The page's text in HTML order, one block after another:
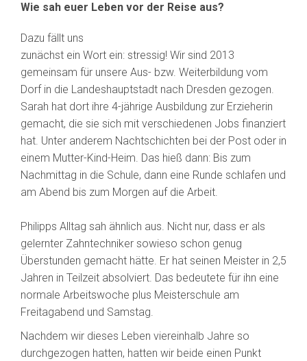
Wie sah euer Leben vor der Reise aus?
Dazu fällt uns
zunächst ein Wort ein: stressig! Wir sind 2013
gemeinsam für unsere Aus- bzw. Weiterbildung vom
Dorf in die Landeshauptstadt nach Dresden gezogen.
Sarah hat dort ihre 4-jährige Ausbildung zur Erzieherin
gemacht, die sie sich mit verschiedenen Jobs finanziert
hat. Unter anderem Nachtschichten bei der Post oder in
einem Mutter-Kind-Heim. Das hieß dann: Bis zum
Nachmittag in die Schule, dann eine Runde schlafen und
am Abend bis zum Morgen auf die Arbeit.
Philipps Alltag sah ähnlich aus. Nicht nur, dass er als
gelernter Zahntechniker sowieso schon genug
Überstunden gemacht hätte. Er hat seinen Meister in 2,5
Jahren in Teilzeit absolviert. Das bedeutete für ihn eine
normale Arbeitswoche plus Meisterschule am
Freitagabend und Samstag.
Nachdem wir dieses Leben viereinhalb Jahre so
durchgezogen hatten, hatten wir beide einen Punkt